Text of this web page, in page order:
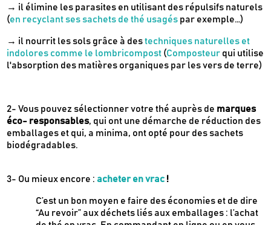
→ il élimine les parasites en utilisant des répulsifs naturels
(en recyclant ses sachets de thé usagés par exemple…)
→ il nourrit les sols grâce à destechniques naturelles et
indolores comme le lombricompost (Composteur qui utilise
l'absorption des matières organiques par les vers de terre)
2- Vous pouvez sélectionner votre thé auprès de marques
éco- responsables, qui ont une démarche de réduction des
emballages et qui, a minima, ont opté pour des sachets
biodégradables.
3- Ou mieux encore : acheter en vrac !
C’est un bon moyen e faire des économies et de dire
“Au revoir” aux déchets liés aux emballages : l’achat